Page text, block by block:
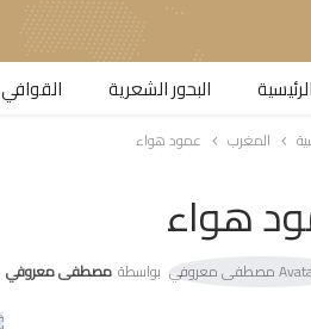
الرئيسية البحور الشعرية​
المغرب عمود هواء
هواء
بواسطة مصطفى معروفي